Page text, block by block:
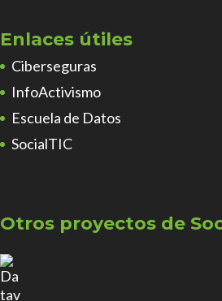
Enlaces útiles
Ciberseguras
InfoActivismo
Escuela de Datos
SocialTIC
Otros proyectos de